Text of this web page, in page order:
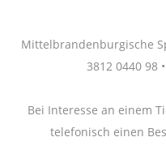
Mittelbrandenburgische
3812 0440 98
Bei Interesse an einem
telefonisch einen